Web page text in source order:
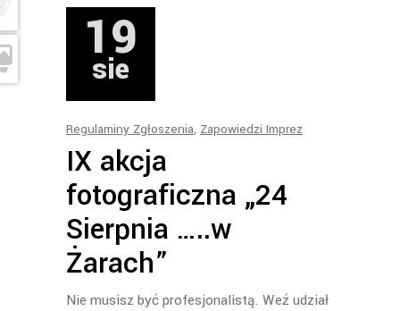
19
sie
Regulaminy Zgłoszenia, Zapowiedzi Imprez
IX akcja
fotograficzna „24
Sierpnia …..w
Żarach”
Nie musisz być profesjonalistą. Weź udział